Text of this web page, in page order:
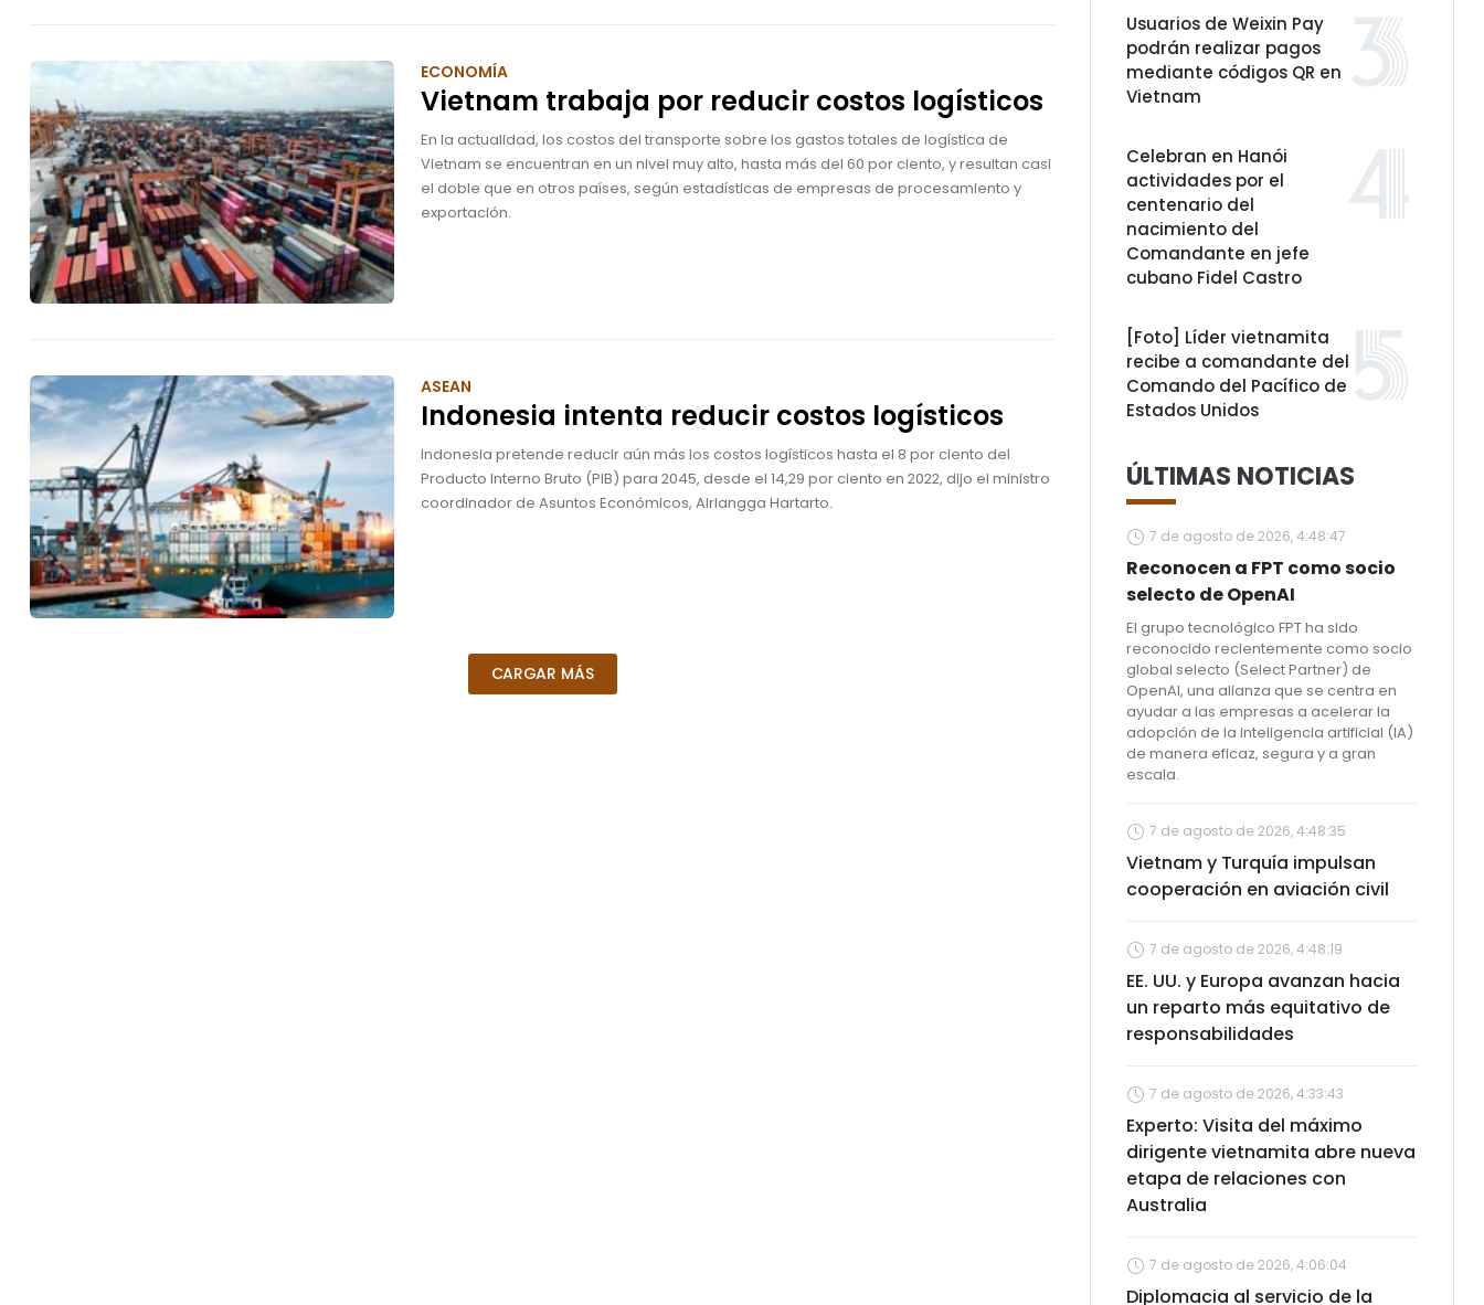
ECONOMÍA
Vietnam trabaja por reducir costos logísticos
En la actualidad, los costos del transporte sobre los gastos totales de logística de
Vietnam se encuentran en un nivel muy alto, hasta más del 60 por ciento, y resultan casi
el doble que en otros países, según estadísticas de empresas de procesamiento y
exportación.
ASEAN
Indonesia intenta reducir costos logísticos
Indonesia pretende reducir aún más los costos logísticos hasta el 8 por ciento del
Producto Interno Bruto (PIB) para 2045, desde el 14,29 por ciento en 2022, dijo el ministro
coordinador de Asuntos Económicos, Airlangga Hartarto.
CARGAR MÁS
Usuarios de Weixin Pay
podrán realizar pagos
mediante códigos QR en
Vietnam
Celebran en Hanói
actividades por el
centenario del
nacimiento del
Comandante en jefe
cubano Fidel Castro
[Foto] Líder vietnamita
recibe a comandante del
Comando del Pacífico de
Estados Unidos
ÚLTIMAS NOTICIAS
7 de agosto de 2026, 4:48:47
Reconocen a FPT como socio
selecto de OpenAI
El grupo tecnológico FPT ha sido
reconocido recientemente como socio
global selecto (Select Partner) de
OpenAI, una alianza que se centra en
ayudar a las empresas a acelerar la
adopción de la inteligencia artificial (IA)
de manera eficaz, segura y a gran
escala.
7 de agosto de 2026, 4:48:35
Vietnam y Turquía impulsan
cooperación en aviación civil
7 de agosto de 2026, 4:48:19
EE. UU. y Europa avanzan hacia
un reparto más equitativo de
responsabilidades
7 de agosto de 2026, 4:33:43
Experto: Visita del máximo
dirigente vietnamita abre nueva
etapa de relaciones con
Australia
7 de agosto de 2026, 4:06:04
Diplomacia al servicio de la